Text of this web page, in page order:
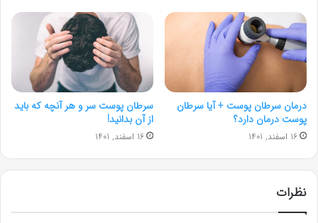
درمان سرطان پوست + آیا سرطان
پوست درمان دارد؟
16 اسفند, 1401
سرطان پوست سر و هر آنچه که باید
از آن بدانید!
16 اسفند, 1401
نظرات